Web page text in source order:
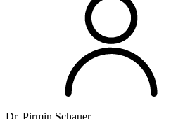
Dr. Pirmin Schauer